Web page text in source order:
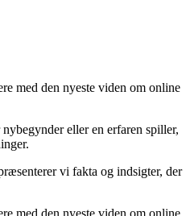
med den nyeste viden om online
eller en erfaren spiller,
vi fakta og indsigter, der